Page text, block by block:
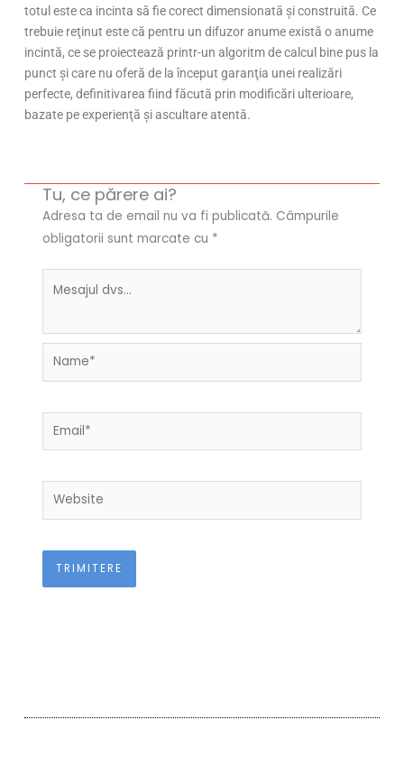
totul este ca incinta să fie corect dimensionată şi construită. Ce
trebuie reţinut este că pentru un difuzor anume există o anume
incintă, ce se proiectează printr-un algoritm de calcul bine pus la
punct şi care nu oferă de la început garanţia unei realizări
perfecte, definitivarea fiind făcută prin modificări ulterioare,
bazate pe experienţă şi ascultare atentă.
Tu, ce părere ai?
Adresa ta de email nu va fi publicată. Câmpurile
obligatorii sunt marcate cu *
Name*
Email*
Website